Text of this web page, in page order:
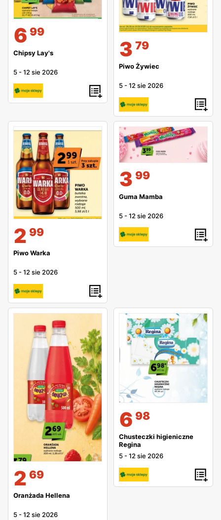
6 99
Chipsy Lay's
5 -12 sie 2026
3 79
Piwo Żywiec
5 -12 sie 2026
2 99
Piwo Warka
5 -12 sie 2026
3 99
Guma Mamba
5 -12 sie 2026
2 69
Oranżada Hellena
5 -12 sie 2026
6 98
Chusteczki higieniczne
Regina
5 -12 sie 2026